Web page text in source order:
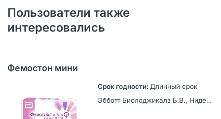
Пользователи также
интересовались
Фемостон мини
Длинный срок
Эбботт Биолоджикалз Б.В., Нидерланды